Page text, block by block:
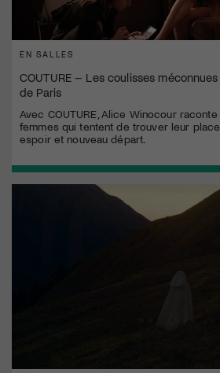
EN SALLES
COUTURE – Les coulisses
de Paris
Avec COUTURE, Alice Winocour
femmes qui tentent de trouver leur place
espoir et nouveau départ.